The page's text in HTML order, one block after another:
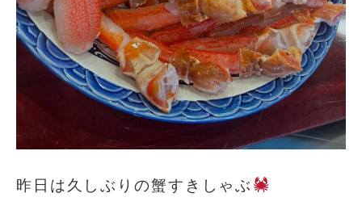
昨日は久しぶりの蟹すきしゃぶ